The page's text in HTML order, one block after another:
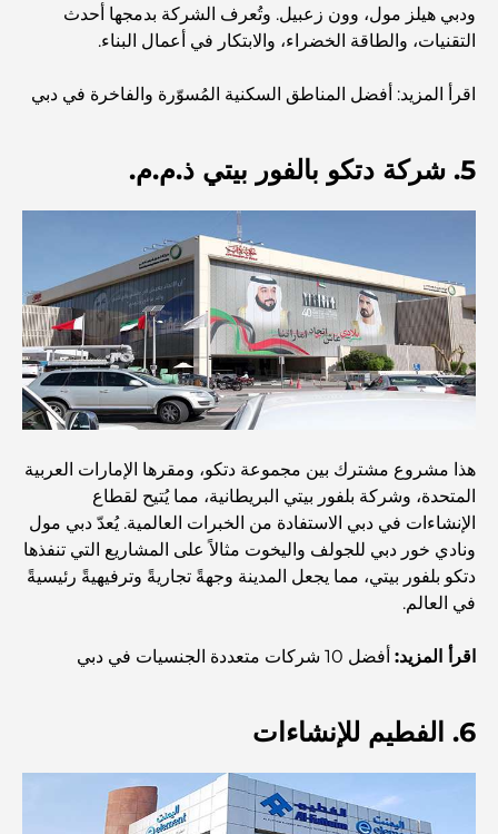
أفضل المدارس في دبي مارينا: دليل مناسب للعائلات
أفضل ملاعب الجولف للبطولات في دبي
المجتمعات السكنية المطلة على الواجهة البحرية في دبي: حياة
فاخرة على شاطئ البحر
أفضل البنوك في دبي للمقيمين الأجانب: دليل مصرفي شامل
أغلى دولة في العالم: تصنيف عالمي لتكاليف المعيشة
دليل صالات الرياضة في داماك هيلز: أفضل خيارات اللياقة
استكشف أكثر مناطق دبي حيوية
ودبي هيلز مول، وون زعبيل. وتُعرف الشركة بدمجها أحدث
التقنيات، والطاقة الخضراء، والابتكار في أعمال البناء.
اقرأ المزيد: أفضل المناطق السكنية المُسوّرة والفاخرة في دبي
5. شركة دتكو بالفور بيتي ذ.م.م.
هذا مشروع مشترك بين مجموعة دتكو، ومقرها الإمارات العربية
المتحدة، وشركة بلفور بيتي البريطانية، مما يُتيح لقطاع
الإنشاءات في دبي الاستفادة من الخبرات العالمية. يُعدّ دبي مول
ونادي خور دبي للجولف واليخوت مثالاً على المشاريع التي تنفذها
دتكو بلفور بيتي، مما يجعل المدينة وجهةً تجاريةً وترفيهيةً رئيسيةً
في العالم.
اقرأ المزيد: أفضل 10 شركات متعددة الجنسيات في دبي
6. الفطيم للإنشاءات